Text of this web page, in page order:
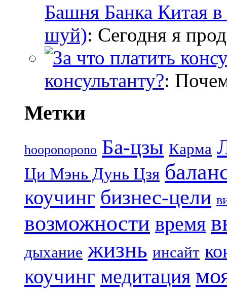
Башня Банка Китая
шуй): Сегодня я
консультанту?:
Метки
hooponopono Ба-цзы Карма
Ци Мэнь Дунь Цзя
коучинг бизнес-цели
возможности время
дыхание жизнь инсайт
коучинг медитация